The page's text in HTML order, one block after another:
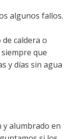
algunos fallos.
caldera o
que
y días sin agua
y alumbrado en